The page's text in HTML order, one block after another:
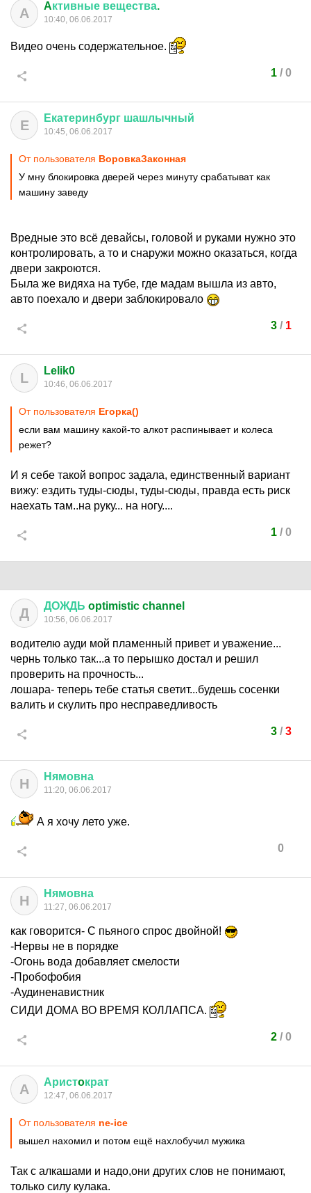
A Aктивные вещества.
10:40, 06.06.2017
Видео очень содержательное.
1/ 0
Е Екатеринбург шашлычный
10:45, 06.06.2017
От пользователя ВоровкаЗаконная
У мну блокировка дверей через минуту срабатыват как
машину заведу
Вредные это всё девайсы, головой и руками нужно это
контролировать, а то и снаружи можно оказаться, когда
двери закроются.
Была же видяха на тубе, где мадам вышла из авто,
авто поехало и двери заблокировало
3/ 1
L Lelik0
10:46, 06.06.2017
От пользователя Егорка()
если вам машину какой-то алкот распинывает и колеса
режет?
И я себе такой вопрос задала, единственный вариант
вижу: ездить туды-сюды, туды-сюды, правда есть риск
наехать там..на руку... на ногу....
1/ 0
Д ДОЖДЬ optimistic channel
10:56, 06.06.2017
водителю ауди мой пламенный привет и уважение...
чернь только так...а то перышко достал и решил
проверить на прочность...
лошара- теперь тебе статья светит...будешь сосенки
валить и скулить про несправедливость
3/ 3
Н Нямовна
11:20, 06.06.2017
А я хочу лето уже.
0
Н Нямовна
11:27, 06.06.2017
как говорится- С пьяного спрос двойной!
-Нервы не в порядке
-Огонь вода добавляет смелости
-Пробофобия
-Аудиненавистник
СИДИ ДОМА ВО ВРЕМЯ КОЛЛАПСА.
2/ 0
А Аристoкрат
12:47, 06.06.2017
От пользователя ne-ice
вышел нахомил и потом ещё нахлобучил мужика
Так с алкашами и надо,они других слов не понимают,
только силу кулака.